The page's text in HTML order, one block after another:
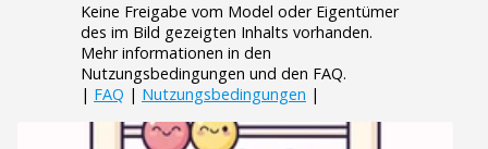
Keine Freigabe vom Model oder Eigentümer
des im Bild gezeigten Inhalts vorhanden.
Mehr informationen in den
Nutzungsbedingungen und den FAQ.
| FAQ | Nutzungsbedingungen |